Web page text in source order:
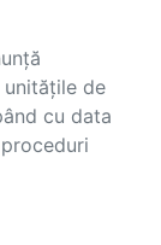
de
cu data